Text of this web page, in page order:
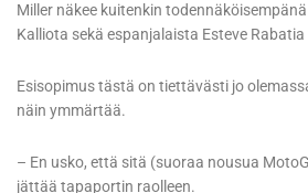
Miller näkee kuitenkin
Kalliota sekä espanjalaista Esteve
Esisopimus tästä on tiettävästi jo
näin ymmärtää.
– En usko, että sitä (suoraa nousua
jättää tapaportin raolleen.